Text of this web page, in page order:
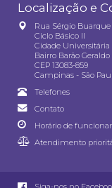
Localização e
Rua Sérgio
Ciclo Básico II
Cidade
Bairro Barão Geraldo
CEP 13083-859
Campinas - São
Telefones
Contato
Horário de
Atendimento